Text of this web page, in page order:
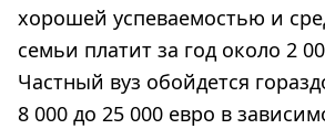
хорошей успеваемостью и
семьи платит за год около 2
Частный вуз обойдется
8 000 до 25 000 евро в